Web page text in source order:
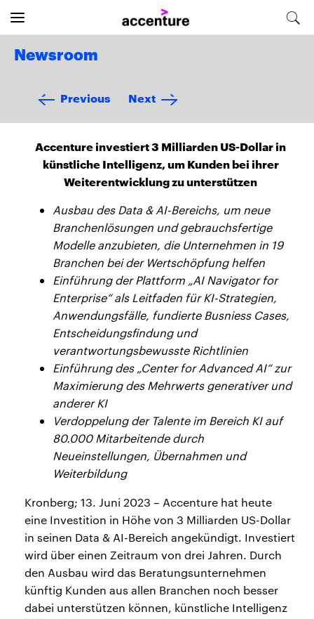
Newsroom
Previous Next
Accenture investiert 3 Milliarden US-Dollar in
künstliche Intelligenz, um Kunden bei ihrer
Weiterentwicklung zu unterstützen
Ausbau des Data & AI-Bereichs, um neue
Branchenlösungen und gebrauchsfertige
Modelle anzubieten, die Unternehmen in 19
Branchen bei der Wertschöpfung helfen
Einführung der Plattform „AI Navigator for
Enterprise“ als Leitfaden für KI-Strategien,
Anwendungsfälle, fundierte Busniess Cases,
Entscheidungsfindung und
verantwortungsbewusste Richtlinien
Einführung des „Center for Advanced AI“ zur
Maximierung des Mehrwerts generativer und
anderer KI
Verdoppelung der Talente im Bereich KI auf
80.000 Mitarbeitende durch
Neueinstellungen, Übernahmen und
Weiterbildung
Kronberg; 13. Juni 2023 – Accenture hat heute
eine Investition in Höhe von 3 Milliarden US-Dollar
in seinen Data & AI-Bereich angekündigt. Investiert
wird über einen Zeitraum von drei Jahren. Durch
den Ausbau wird das Beratungsunternehmen
künftig Kunden aus allen Branchen noch besser
dabei unterstützen können, künstliche Intelligenz